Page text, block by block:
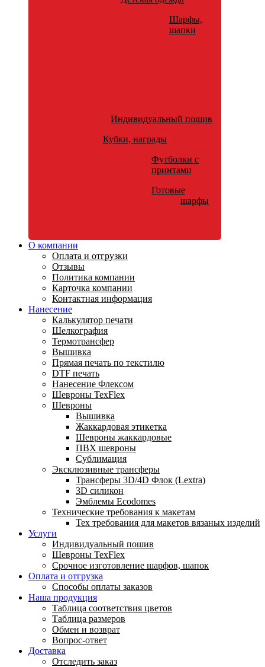
Шарфы,
шапки
Индивидуальный пошив
Кубки, награды
Футболки с
принтами
Готовые
шарфы
О компании
Оплата и отгрузки
Отзывы
Политика компании
Карточка компании
Контактная информация
Нанесение
Калькулятор печати
Шелкография
Термотрансфер
Вышивка
Прямая печать по текстилю
DTF печать
Нанесение Флексом
Шевроны TexFlex
Шевроны
Вышивка
Жаккардовая этикетка
Шевроны жаккардовые
ПВХ шевроны
Сублимация
Эксклюзивные трансферы
Трансферы 3D/4D Флок (Lextra)
3D силикон
Эмблемы Ecodomes
Технические требования к макетам
Тех требования для макетов вязаных изделий
Услуги
Индивидуальный пошив
Шевроны TexFlex
Срочное изготовление шарфов, шапок
Оплата и отгрузка
Способы оплаты заказов
Наша продукция
Таблица соответствия цветов
Таблица размеров
Обмен и возврат
Вопрос-ответ
Доставка
Отследить заказ